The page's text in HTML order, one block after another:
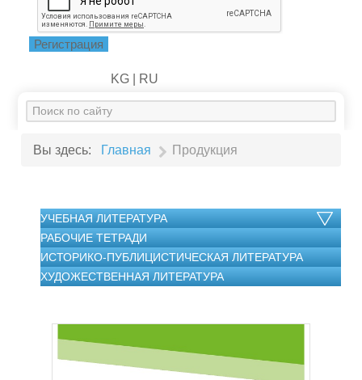
Регистрация
KG | RU
Искать...
Вы здесь: Главная Продукция
УЧЕБНАЯ ЛИТЕРАТУРА
РАБОЧИЕ ТЕТРАДИ
ИСТОРИКО-ПУБЛИЦИСТИЧЕСКАЯ ЛИТЕРАТУРА
ХУДОЖЕСТВЕННАЯ ЛИТЕРАТУРА